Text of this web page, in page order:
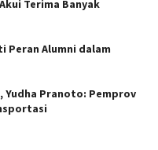
Terima Banyak
Peran Alumni dalam
Pranoto: Pemprov